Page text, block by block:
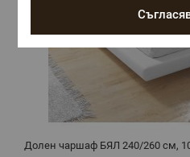
Долен чаршаф БЯЛ 240/260 см,